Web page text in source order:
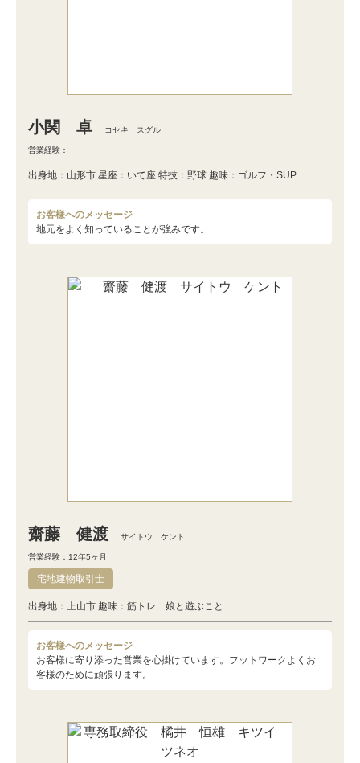
小関 卓 コセキ スグル
営業経験：
出身地：山形市 星座：いて座 特技：野球 趣味：ゴルフ・SUP
お客様へのメッセージ
地元をよく知っていることが強みです。
齋藤 健渡 サイトウ ケント
営業経験：12年5ヶ月
宅地建物取引士
出身地：上山市 趣味：筋トレ 娘と遊ぶこと
お客様へのメッセージ
お客様に寄り添った営業を心掛けています。フットワークよくお
客様のために頑張ります。